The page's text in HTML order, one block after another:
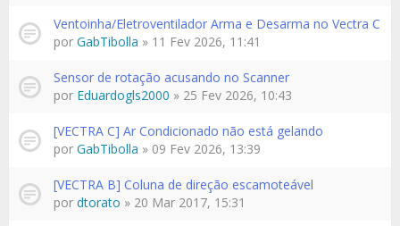
Ventoinha/Eletroventilador Arma e Desarma no Vectra C
por GabTibolla » 11 Fev 2026, 11:41
Sensor de rotação acusando no Scanner
por Eduardogls2000 » 25 Fev 2026, 10:43
[VECTRA C] Ar Condicionado não está gelando
por GabTibolla » 09 Fev 2026, 13:39
[VECTRA B] Coluna de direção escamoteável
por dtorato » 20 Mar 2017, 15:31